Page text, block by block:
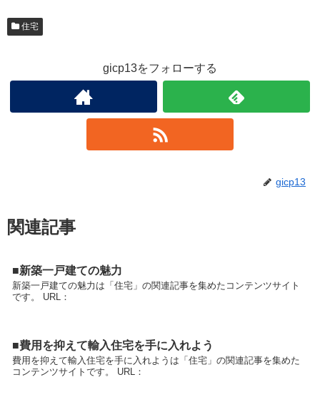
住宅
gicp13をフォローする
gicp13
関連記事
■新築一戸建ての魅力
新築一戸建ての魅力は「住宅」の関連記事を集めたコンテンツサイト
です。 URL：
■費用を抑えて輸入住宅を手に入れよう
費用を抑えて輸入住宅を手に入れようは「住宅」の関連記事を集めた
コンテンツサイトです。 URL：